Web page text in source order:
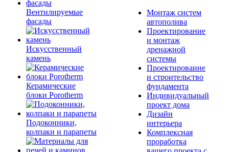
Вентилируемые
фасады
Искусственный
камень
Керамические
блоки Porotherm
Подоконники,
колпаки и парапеты
Монтаж систем
автополива
Проектирование
и монтаж
дренажной
системы
Проектироваине
и строительство
фундамента
Индивидуальный
проект дома
Дизайн
интерьера
Комплексная
проработка